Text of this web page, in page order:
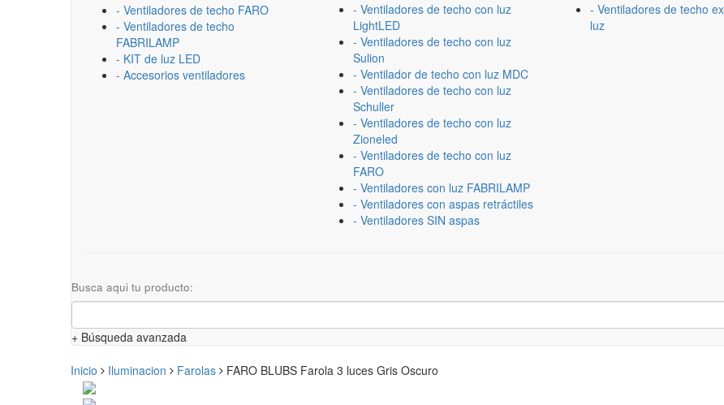
- Ventiladores de techo FARO
- Ventiladores de techo
FABRILAMP
- KIT de luz LED
- Accesorios ventiladores
- Ventiladores de techo con luz
LightLED
- Ventiladores de techo con luz
Sulion
- Ventilador de techo con luz MDC
- Ventiladores de techo con luz
Schuller
- Ventiladores de techo con luz
Zioneled
- Ventiladores de techo con luz
FARO
- Ventiladores con luz FABRILAMP
- Ventiladores con aspas retráctiles
- Ventiladores SIN aspas
- Ventiladores de techo
luz
Busca aqui tu producto:
+ Búsqueda avanzada
Inicio Iluminacion Farolas FARO BLUBS Farola 3 luces Gris Oscuro